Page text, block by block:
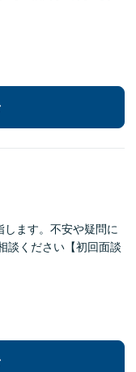
します。不安や疑問に
談ください【初回面談